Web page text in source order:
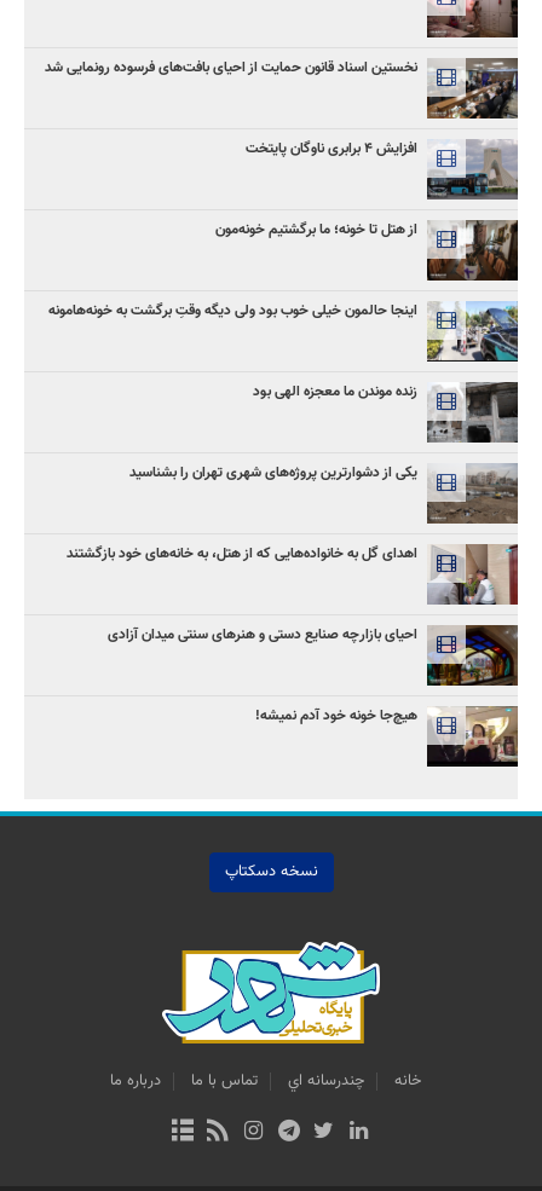
نخستین اسناد قانون حمایت از احیای بافت‌های فرسوده رونمایی شد
افزایش ۴ برابری ناوگان پایتخت
از هتل تا خونه؛ ما برگشتیم خونه‌مون
اینجا حالمون خیلی خوب بود ولی دیگه وقتِ برگشت به خونه‌هامونه
زنده موندن ما معجزه الهی بود
یکی از دشوارترین پروژه‌های شهری تهران را بشناسید
اهدای گل به خانواده‌هایی که از هتل‌، به خانه‌های خود بازگشتند
احیای بازارچه صنایع دستی و هنرهای سنتی میدان آزادی
هیچ‌جا خونه خود آدم نمیشه!
نسخه دسکتاپ
خانه چندرسانه اي تماس با ما درباره ما